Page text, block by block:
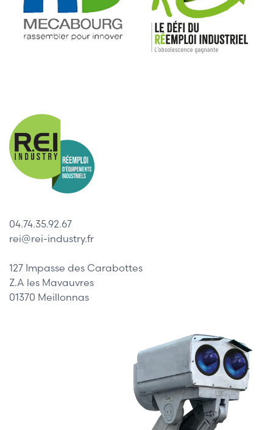
04.74.35.92.67
rei@rei-industry.fr
127 Impasse des Carabottes
Z.A les Mavauvres
01370 Meillonnas